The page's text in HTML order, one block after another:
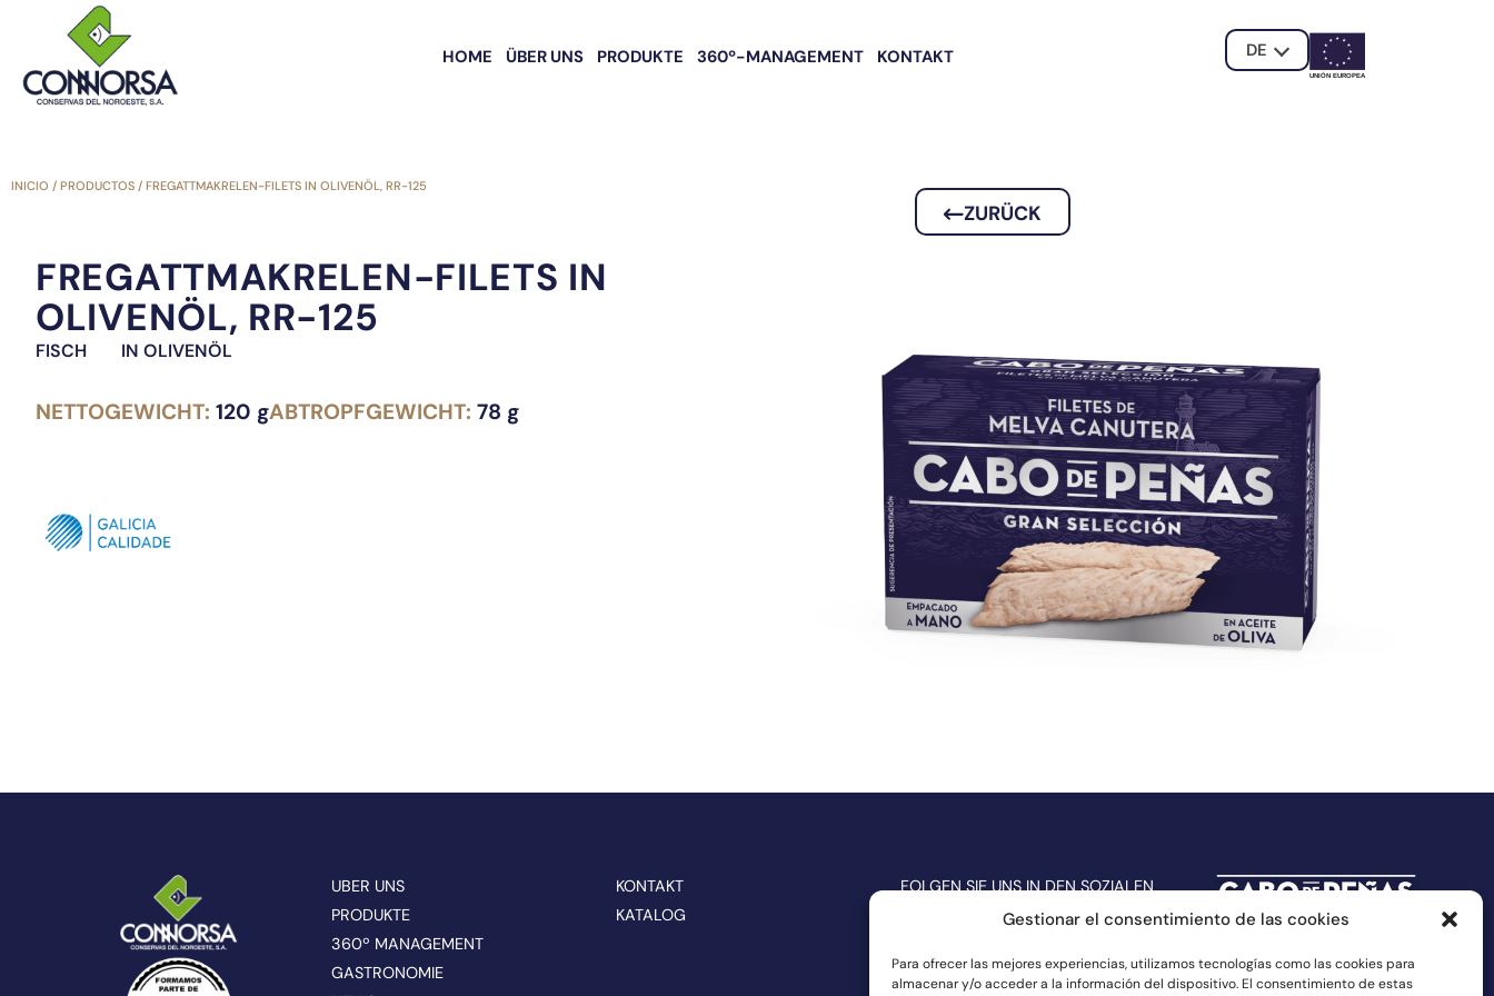
Gestionar el consentimiento de las cookies
Para ofrecer las mejores experiencias, utilizamos tecnologías como las cookies para
almacenar y/o acceder a la información del dispositivo. El consentimiento de estas
HOME ÜBER UNS PRODUKTE 360º-MANAGEMENT KONTAKT DE
UNIÓN EUROPEA
INICIO / PRODUCTOS / FREGATTMAKRELEN-FILETS IN OLIVENÖL, RR-125
ZURÜCK
FREGATTMAKRELEN-FILETS IN
OLIVENÖL, RR-125
FISCH IN OLIVENÖL
NETTOGEWICHT: 120 gABTROPFGEWICHT: 78 g
UBER UNS
PRODUKTE
360º MANAGEMENT
GASTRONOMIE
KONTAKT
KATALOG
FOLGEN SIE UNS IN DEN SOZIALEN